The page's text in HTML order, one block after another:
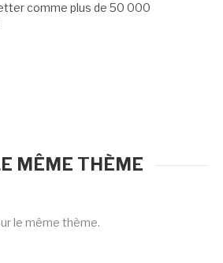
comme plus de 50 000
MÊME THÈME
le même thème.